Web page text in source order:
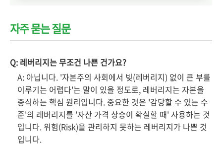
자주 묻는 질문
Q: 레버리지는 무조건 나쁜 건가요?
A: 아닙니다. '자본주의 사회에서 빚(레버리지) 없이 큰 부를
이루기는 어렵다'는 말이 있을 정도로, 레버리지는 자본을
증식하는 핵심 원리입니다. 중요한 것은 '감당할 수 있는 수
준'의 레버리지를 '자산 가격 상승이 확실할 때' 사용하는 것
입니다. 위험(Risk)을 관리하지 못하는 레버리지가 나쁜 것
입니다.